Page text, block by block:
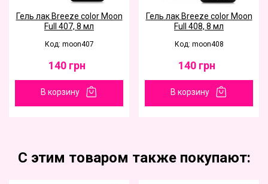
Гель лак Breeze color Moon
Full 407, 8 мл
Код: moon407
140 грн
В корзину
Гель лак Breeze color Moon
Full 408, 8 мл
Код: moon408
140 грн
В корзину
С этим товаром также покупают: